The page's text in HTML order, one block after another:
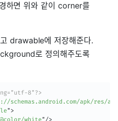
하면 위와 같이 corner를
drawable에 저장해준다.
로 정의해주도록
8"?>
schemas.android.com/apk/res/
">